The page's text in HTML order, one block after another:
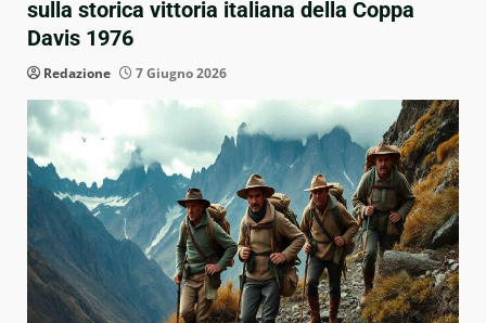
sulla storica vittoria italiana della Coppa
Davis 1976
Redazione 7 Giugno 2026